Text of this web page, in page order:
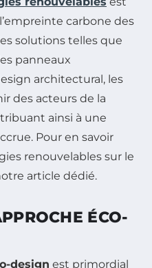
carbone des
solutions telles que
panneaux
architectural, les
des acteurs de la
ainsi à une
Pour en savoir
renouvelables sur le
article dédié.
ÉCO-
design est primordial